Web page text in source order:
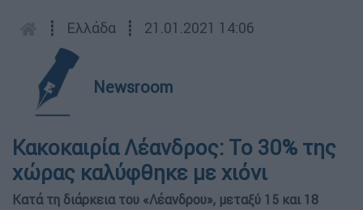
┋ Ελλάδα ┋ 21.01.2021 14:06
Newsroom
Κακοκαιρία Λέανδρος: Το 30% της
χώρας καλύφθηκε με χιόνι
Κατά τη διάρκεια του «Λέανδρου», μεταξύ 15 και 18